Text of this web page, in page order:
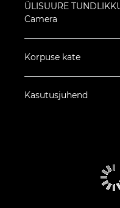
ÜLISUURE
Camera
Korpuse kate
Kasutusjuhend